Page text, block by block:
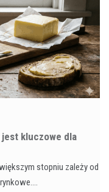
jest kluczowe dla
stopniu zależy od